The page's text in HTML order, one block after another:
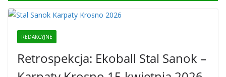
REDAKCYJNE
Retrospekcja: Ekoball Stal Sanok –